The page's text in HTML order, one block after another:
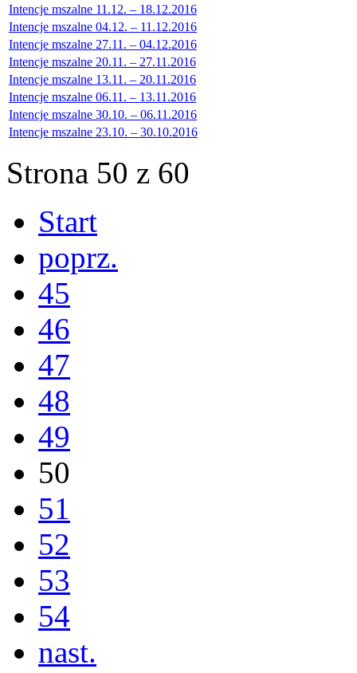
Intencje mszalne 11.12. – 18.12.2016
Intencje mszalne 04.12. – 11.12.2016
Intencje mszalne 27.11. – 04.12.2016
Intencje mszalne 20.11. – 27.11.2016
Intencje mszalne 13.11. – 20.11.2016
Intencje mszalne 06.11. – 13.11.2016
Intencje mszalne 30.10. – 06.11.2016
Intencje mszalne 23.10. – 30.10.2016
Strona 50 z 60
Start
poprz.
45
46
47
48
49
50
51
52
53
54
nast.